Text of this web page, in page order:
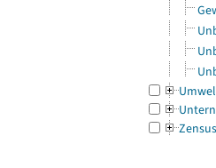
Zensus